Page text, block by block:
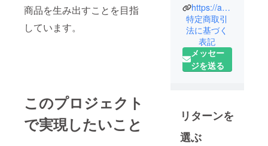
商品を生み出すことを目指
しています。
このプロジェクト
で実現したいこと
新潟県燕市
は金属加工
を地場産業
とする地域
として全国
時を越えて
変わる事の
ない価値に
https://artisan-web.jp
特定商取引
法に基づく
表記
メッセー
ジを送る
リターンを
選ぶ